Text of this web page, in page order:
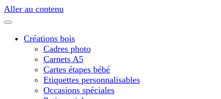
Aller au contenu
Créations bois
Cadres photo
Carnets A5
Cartes étapes bébé
Etiquettes personnalisables
Occasions spéciales